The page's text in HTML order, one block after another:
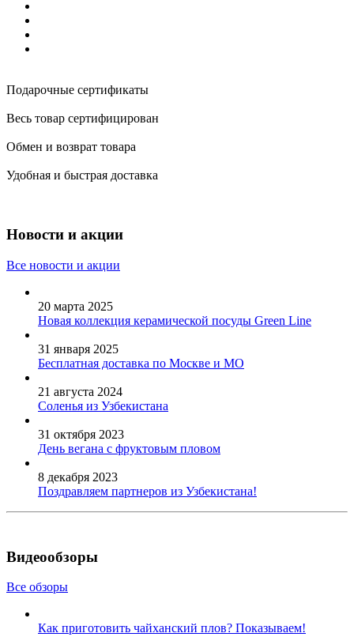
Подарочные сертификаты
Весь товар сертифицирован
Обмен и возврат товара
Удобная и быстрая доставка
Новости и акции
Все новости и акции
20 марта 2025
Новая коллекция керамической посуды Green Line
31 января 2025
Бесплатная доставка по Москве и МО
21 августа 2024
Соленья из Узбекистана
31 октября 2023
День вегана с фруктовым пловом
8 декабря 2023
Поздравляем партнеров из Узбекистана!
Видеообзоры
Все обзоры
Как приготовить чайханский плов? Показываем!